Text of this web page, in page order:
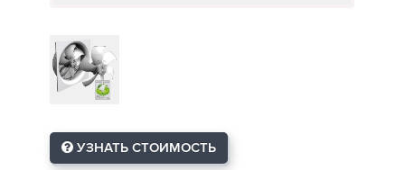
УЗНАТЬ СТОИМОСТЬ